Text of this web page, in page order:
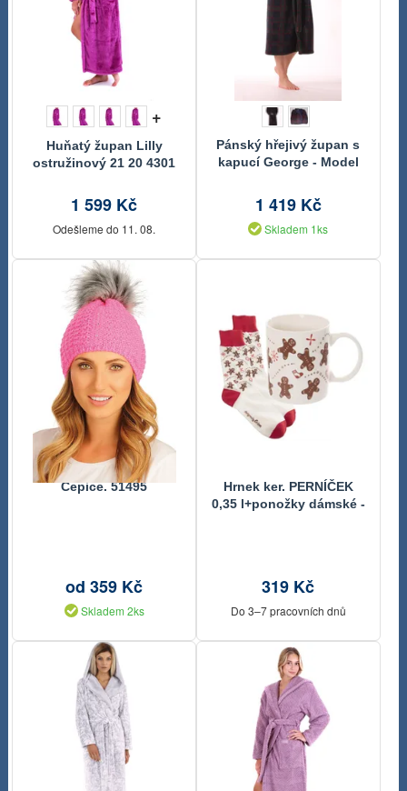
+
Huňatý župan Lilly
ostružinový 21 20 4301
1 599 Kč
Odešleme do 11. 08.
Pánský hřejivý župan s
kapucí George - Model
1 419 Kč
Skladem 1ks
Čepice. 51495
od 359 Kč
Skladem 2ks
Hrnek ker. PERNÍČEK
0,35 l+ponožky dámské -
319 Kč
Do 3–7 pracovních dnů